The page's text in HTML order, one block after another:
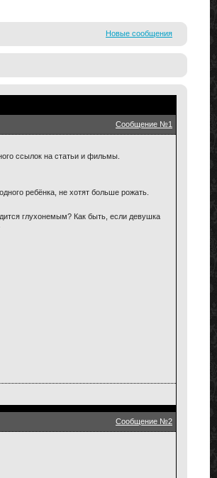
Новые сообщения
Сообщение №1
ссылок на статьи и фильмы.
ребёнка, не хотят больше рожать.
глухонемым? Как быть, если девушка
Сообщение №2